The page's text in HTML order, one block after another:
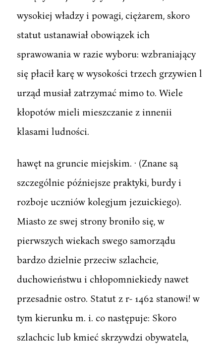
wysokiej władzy i powagi, ciężarem, skoro
statut ustanawiał obowiązek ich
sprawowania w razie wyboru: wzbraniający
się płacił karę w wysokości trzech grzywien l
urząd musiał zatrzymać mimo to. Wiele
kłopotów mieli mieszczanie z innenii
klasami ludności.
hawęt na gruncie miejskim. · (Znane są
szczególnie późniejsze praktyki, burdy i
rozboje uczniów kolegjum jezuickiego).
Miasto ze swej strony broniło się, w
pierwszych wiekach swego samorządu
bardzo dzielnie przeciw szlachcie,
duchowieństwu i chłopomniekiedy nawet
przesadnie ostro. Statut z r- 1462 stanowi! w
tym kierunku m. i. co następuje: Skoro
szlachcic lub kmieć skrzywdzi obywatela,